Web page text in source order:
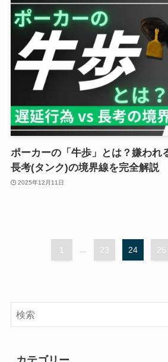
ポーカーの「牛歩」とは？嫌われ
長考(タンク)の境界線を完全解説
2025年12月11日
1 23 24 25